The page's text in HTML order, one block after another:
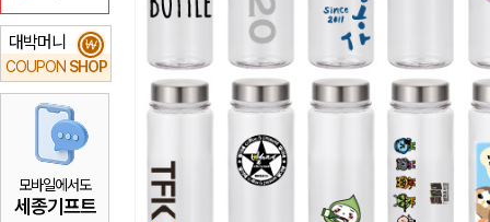
대박머니
COUPON SHOP
₩
모바일에서도
세종기프트